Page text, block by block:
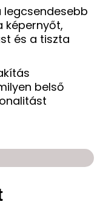
legcsendesebb
képernyőt,
és a tiszta
belső